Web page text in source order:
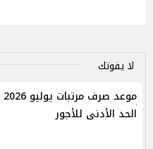
لا يفوتك
الحد الأدنى للأجور